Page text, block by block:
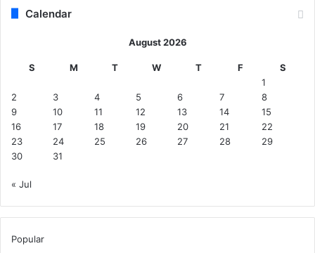
Calendar
August 2026
S M T W T F
S
1
2
3 4 5 6 7
8
9
10 11 12 13 14
15
16
17 18 19 20 21
22
23
24 25 26 27 28
29
30
31
« Jul
Popular